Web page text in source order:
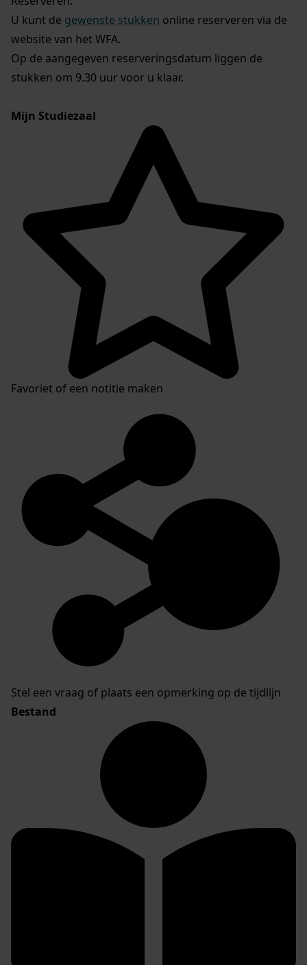
U kunt de gewenste stukken online reserveren via de
website van het WFA.
Op de aangegeven reserveringsdatum liggen de
stukken om 9.30 uur voor u klaar.
Mijn Studiezaal
Favoriet of een notitie maken
Stel een vraag of plaats een opmerking op de tijdlijn
Bestand